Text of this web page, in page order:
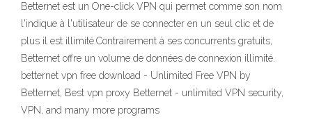
Betternet est un One-click VPN qui permet comme son nom
l'indique à l'utilisateur de se connecter en un seul clic et de
plus il est illimité.Contrairement à ses concurrents gratuits,
Betternet offre un volume de données de connexion illimité.
betternet vpn free download - Unlimited Free VPN by
Betternet, Best vpn proxy Betternet - unlimited VPN security,
VPN, and many more programs